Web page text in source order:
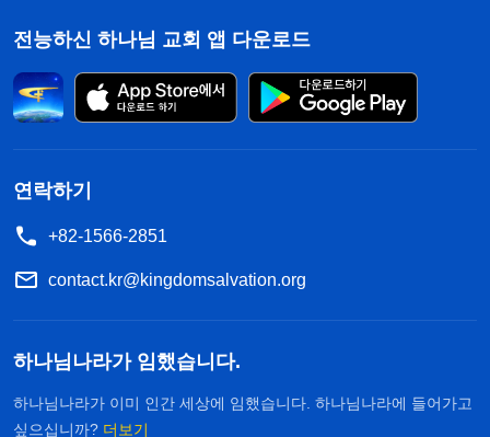
전능하신 하나님 교회 앱 다운로드
연락하기
+82-1566-2851
contact.kr@kingdomsalvation.org
하나님나라가 임했습니다.
하나님나라가 이미 인간 세상에 임했습니다. 하나님나라에 들어가고
싶으십니까? 더보기